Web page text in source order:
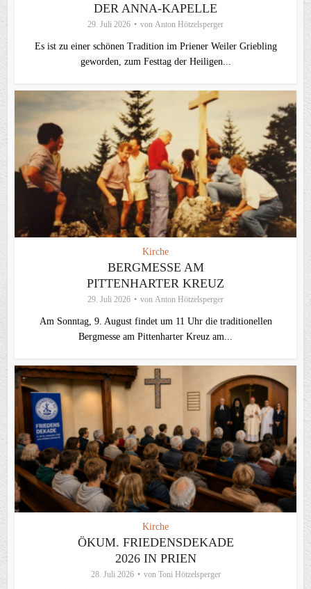
DER ANNA-KAPELLE
29. Juli 2026 von Anton Hötzelsperger
Es ist zu einer schönen Tradition im Priener Weiler Griebling
geworden, zum Festtag der Heiligen...
Kirche
BERGMESSE AM
PITTENHARTER KREUZ
29. Juli 2026 von Anton Hötzelsperger
Am Sonntag, 9. August findet um 11 Uhr die traditionellen
Bergmesse am Pittenharter Kreuz am...
Kirche
ÖKUM. FRIEDENSDEKADE
2026 IN PRIEN
28. Juli 2026 von Toni Hötzelsperger